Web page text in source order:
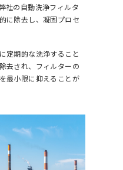
社の自動洗浄フィルタ
に除去し、凝固プロセ
定期的な洗浄すること
去され、フィルターの
最小限に抑えることが